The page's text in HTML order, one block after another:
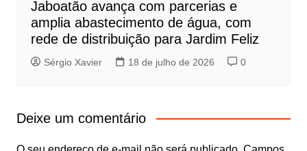
Jaboatão avança com parcerias e
amplia abastecimento de água, com
rede de distribuição para Jardim Feliz
Sérgio Xavier 18 de julho de 2026 0
Deixe um comentário